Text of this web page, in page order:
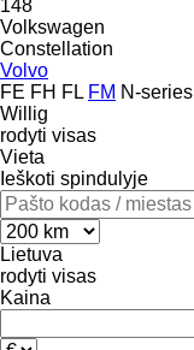
148
Volkswagen
Constellation
Volvo
FE FH FL FM N-series
Willig
rodyti visas
Vieta
Ieškoti spindulyje
Lietuva
rodyti visas
Kaina